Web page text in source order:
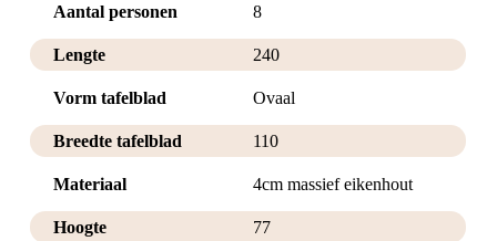
Aantal personen 8
Lengte 240
Vorm tafelblad Ovaal
Breedte tafelblad 110
Materiaal 4cm massief eikenhout
Hoogte 77